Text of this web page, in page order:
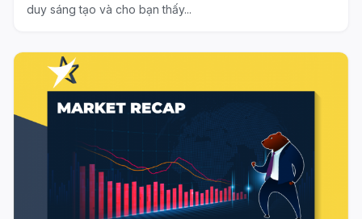
duy sáng tạo và cho bạn thấy...